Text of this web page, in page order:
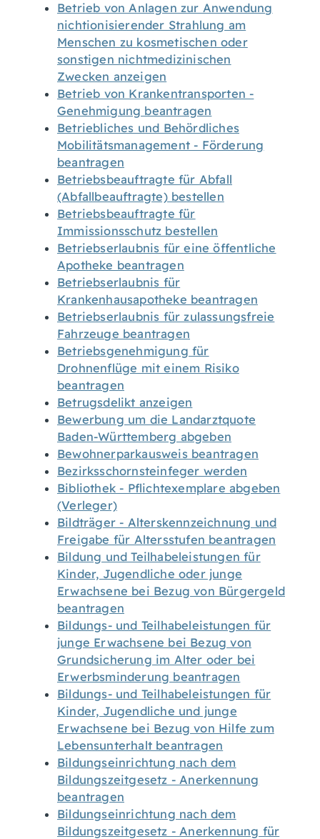
Betrieb von Anlagen zur Anwendung
nichtionisierender Strahlung am
Menschen zu kosmetischen oder
sonstigen nichtmedizinischen
Zwecken anzeigen
Betrieb von Krankentransporten -
Genehmigung beantragen
Betriebliches und Behördliches
Mobilitätsmanagement - Förderung
beantragen
Betriebsbeauftragte für Abfall
(Abfallbeauftragte) bestellen
Betriebsbeauftragte für
Immissionsschutz bestellen
Betriebserlaubnis für eine öffentliche
Apotheke beantragen
Betriebserlaubnis für
Krankenhausapotheke beantragen
Betriebserlaubnis für zulassungsfreie
Fahrzeuge beantragen
Betriebsgenehmigung für
Drohnenflüge mit einem Risiko
beantragen
Betrugsdelikt anzeigen
Bewerbung um die Landarztquote
Baden-Württemberg abgeben
Bewohnerparkausweis beantragen
Bezirksschornsteinfeger werden
Bibliothek - Pflichtexemplare abgeben
(Verleger)
Bildträger - Alterskennzeichnung und
Freigabe für Altersstufen beantragen
Bildung und Teilhabeleistungen für
Kinder, Jugendliche oder junge
Erwachsene bei Bezug von Bürgergeld
beantragen
Bildungs- und Teilhabeleistungen für
junge Erwachsene bei Bezug von
Grundsicherung im Alter oder bei
Erwerbsminderung beantragen
Bildungs- und Teilhabeleistungen für
Kinder, Jugendliche und junge
Erwachsene bei Bezug von Hilfe zum
Lebensunterhalt beantragen
Bildungseinrichtung nach dem
Bildungszeitgesetz - Anerkennung
beantragen
Bildungseinrichtung nach dem
Bildungszeitgesetz - Anerkennung für